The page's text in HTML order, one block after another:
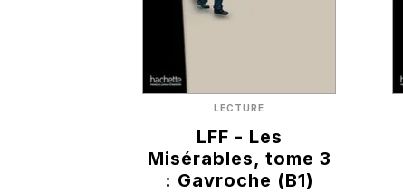
LECTURE
LFF - Les
Misérables, tome 3
: Gavroche (B1)